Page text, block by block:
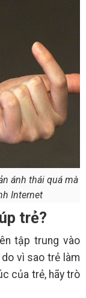
ánh thái quá mà
Internet
trẻ?
tập trung vào
vì sao trẻ làm
của trẻ, hãy trò